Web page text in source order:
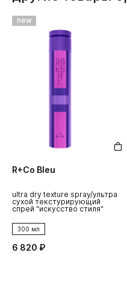
new
R+Co Bleu
ultra dry texture spray/ультра
сухой текстурирующий
спрей "искусство стиля"
300 мл
6 820 ₽